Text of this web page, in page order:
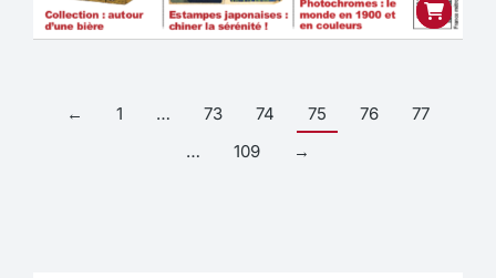
← 1 … 73 74 75 76
77
…
109 →